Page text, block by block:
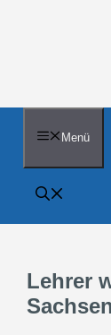
Menü
Lehrer